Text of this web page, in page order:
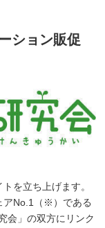
ション販促
を立ち上げます。
アNo.1（※）である
会」の双方にリンク